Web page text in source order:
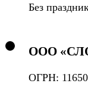
Без
ООО
ОГРН: